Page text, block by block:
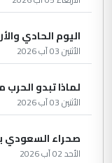
اليوم الحادي
الأثنين 03 آب 2026
لماذا تبدو
الأثنين 03 آب 2026
صحراء السعودي
الأحد 02 آب 2026